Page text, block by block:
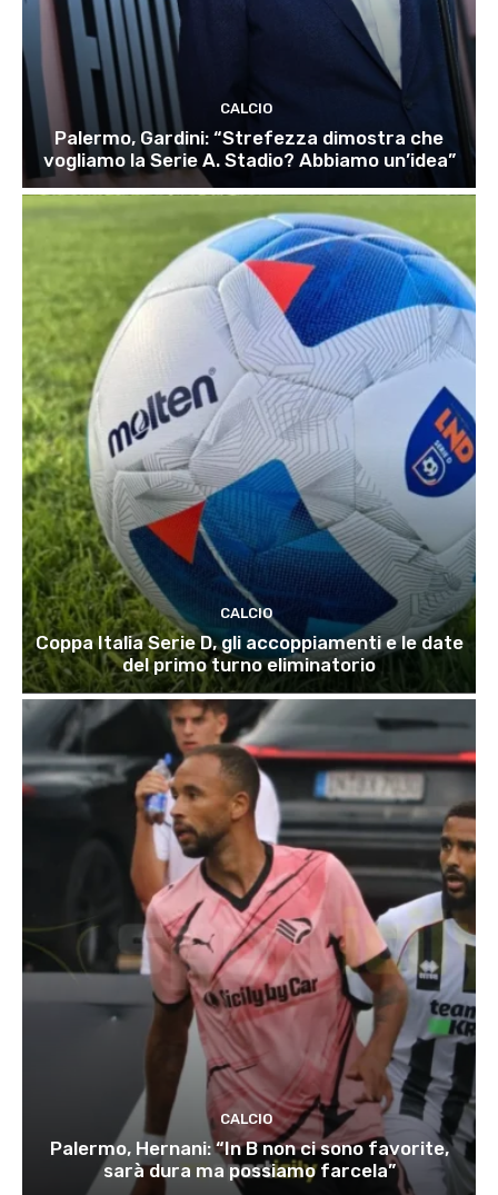
CALCIO
Palermo, Gardini: “Strefezza dimostra che
vogliamo la Serie A. Stadio? Abbiamo un’idea”
CALCIO
Coppa Italia Serie D, gli accoppiamenti e le date
del primo turno eliminatorio
CALCIO
Palermo, Hernani: “In B non ci sono favorite,
sarà dura ma possiamo farcela”